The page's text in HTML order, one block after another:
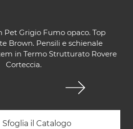
Pet Grigio Fumo opaco. Top
Brown. Pensili e schienale
in Termo Strutturato Rovere
Corteccia.
Sfoglia il Catalogo